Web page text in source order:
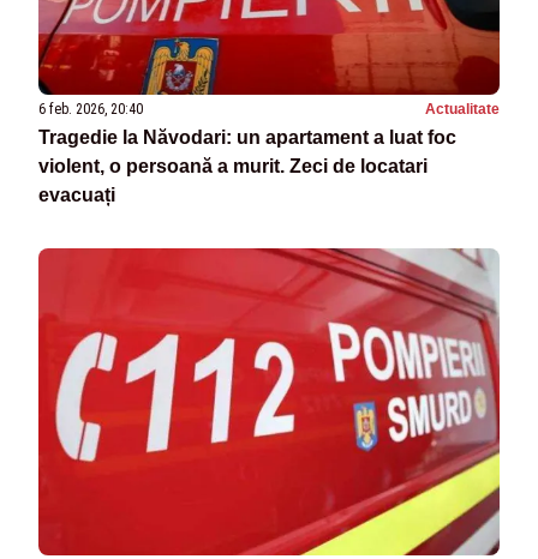
6 feb. 2026, 20:40 Actualitate
Tragedie la Năvodari: un apartament a luat foc
violent, o persoană a murit. Zeci de locatari
evacuați